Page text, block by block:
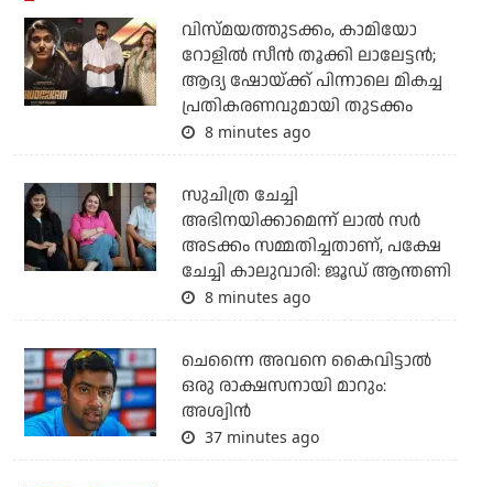
വിസ്മയത്തുടക്കം, കാമിയോ
റോളില്‍ സീന്‍ തൂക്കി ലാലേട്ടന്‍;
ആദ്യ ഷോയ്ക്ക് പിന്നാലെ മികച്ച
പ്രതികരണവുമായി തുടക്കം
8 minutes ago
സുചിത്ര ചേച്ചി
അഭിനയിക്കാമെന്ന് ലാല്‍ സര്‍
അടക്കം സമ്മതിച്ചതാണ്, പക്ഷേ
ചേച്ചി കാലുവാരി: ജൂഡ് ആന്തണി
8 minutes ago
ചെന്നൈ അവനെ കൈവിട്ടാല്‍
ഒരു രാക്ഷസനായി മാറും:
അശ്വിന്‍
37 minutes ago